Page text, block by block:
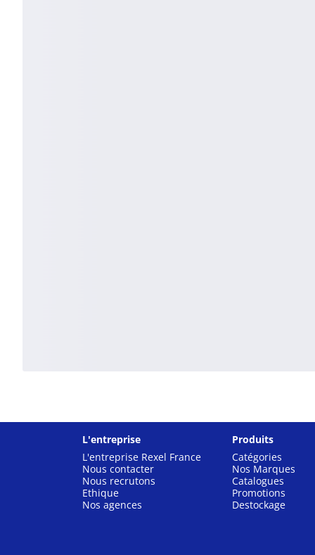
L'entreprise
L'entreprise Rexel France
Nous contacter
Nous recrutons
Ethique
Nos agences
Produits
Catégories
Nos Marques
Catalogues
Promotions
Destockage